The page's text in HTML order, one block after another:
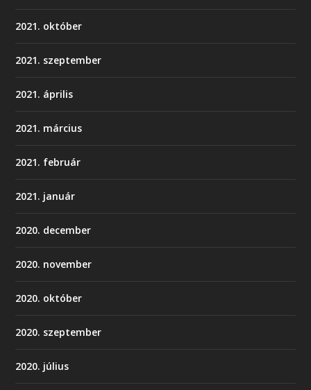
2021. október
2021. szeptember
2021. április
2021. március
2021. február
2021. január
2020. december
2020. november
2020. október
2020. szeptember
2020. július